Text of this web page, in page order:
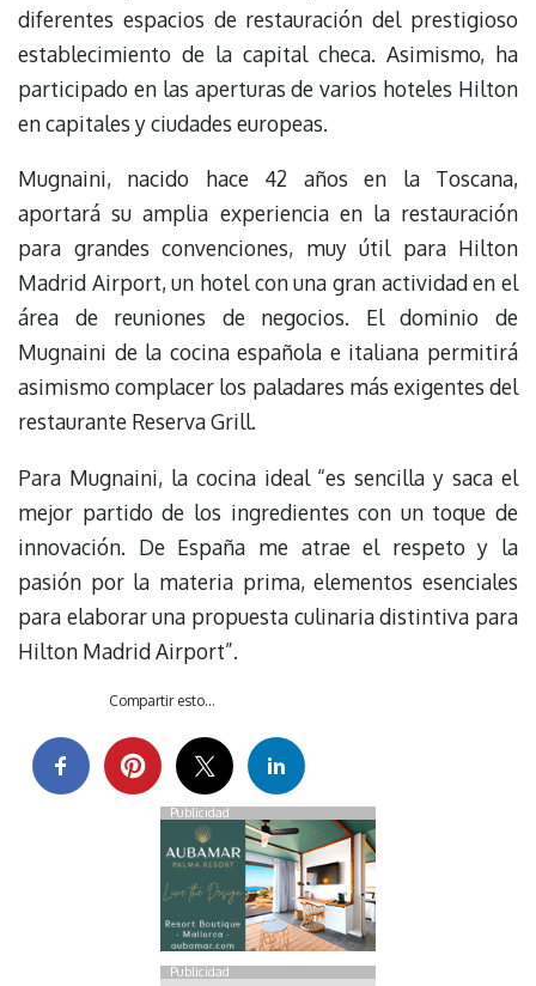
diferentes espacios de restauración del prestigioso
establecimiento de la capital checa. Asimismo, ha
participado en las aperturas de varios hoteles Hilton
en capitales y ciudades europeas.
Mugnaini, nacido hace 42 años en la Toscana,
aportará su amplia experiencia en la restauración
para grandes convenciones, muy útil para Hilton
Madrid Airport, un hotel con una gran actividad en el
área de reuniones de negocios. El dominio de
Mugnaini de la cocina española e italiana permitirá
asimismo complacer los paladares más exigentes del
restaurante Reserva Grill.
Para Mugnaini, la cocina ideal “es sencilla y saca el
mejor partido de los ingredientes con un toque de
innovación. De España me atrae el respeto y la
pasión por la materia prima, elementos esenciales
para elaborar una propuesta culinaria distintiva para
Hilton Madrid Airport”.
Compartir esto...
Publicidad
Publicidad